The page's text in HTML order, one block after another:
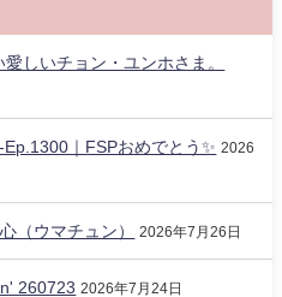
しいチョン・ユンホさま。
｜FSPおめでとう✨️ 2026
（ウマチュン） 2026年7月26日
260723 2026年7月24日